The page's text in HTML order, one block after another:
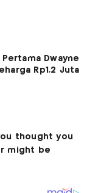
Dwayne
Rp1,2 Juta